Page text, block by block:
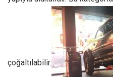
çoğaltılabilir.